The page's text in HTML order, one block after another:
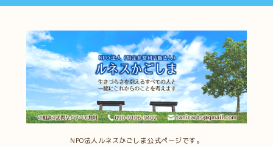
NPO法人ルネスかごしま公式ページです。